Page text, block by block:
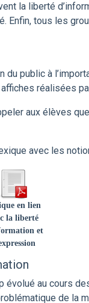
la liberté
tous les
public à
réalisées
aux élèves
avec les
en lien
la liberté
et
au cours
de la